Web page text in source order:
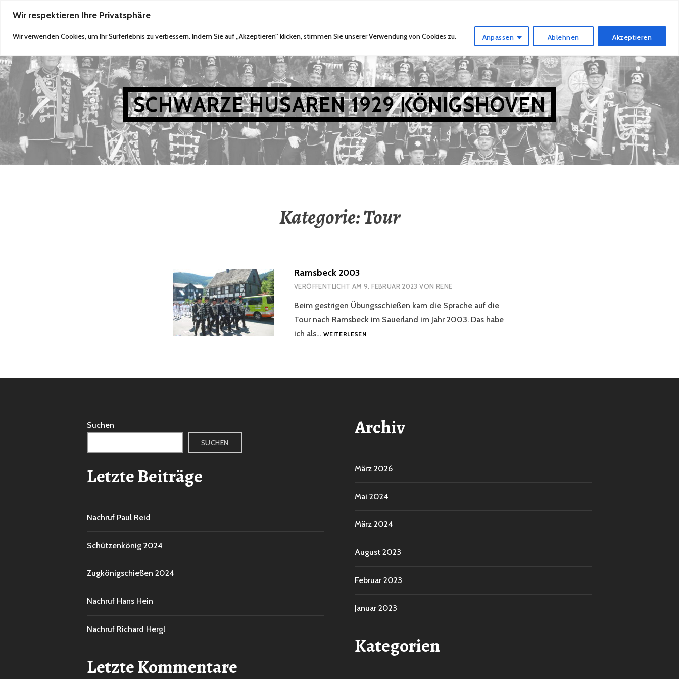
Wir respektieren Ihre Privatsphäre
Wir verwenden Cookies, um Ihr Surferlebnis zu verbessern. Indem Sie auf „Akzeptieren“ klicken, stimmen Sie unserer Verwendung von Cookies zu. Anpassen Ablehnen Akzeptieren
WILLKOMMEN AKTUELLES
SCHWARZE HUSAREN 1929 KÖNIGSHOVEN
Kategorie:Tour
Ramsbeck 2003
VERÖFFENTLICHT AM9. FEBRUAR 2023 VON RENE
Beim gestrigen Übungsschießen kam die Sprache auf die
Tour nach Ramsbeck im Sauerland im Jahr 2003. Das habe
ich als… WEITERLESENRAMSBECK
Suchen
SUCHEN
Letzte Beiträge
Nachruf Paul Reid
Schützenkönig 2024
Zugkönigschießen 2024
Nachruf Hans Hein
Nachruf Richard Hergl
Letzte Kommentare
Archiv
März 2026
Mai 2024
März 2024
August 2023
Februar 2023
Januar 2023
Kategorien